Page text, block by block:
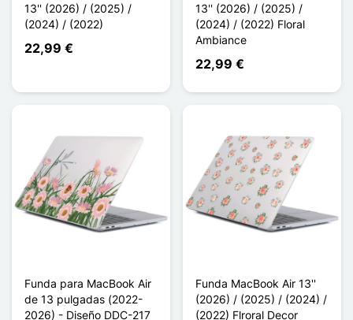
13'' (2026) / (2025) /
(2024) / (2022)
22,99 €
13'' (2026) / (2025) /
(2024) / (2022) Floral
Ambiance
22,99 €
Funda para MacBook Air
de 13 pulgadas (2022-
2026) - Diseño DDC-217
Funda MacBook Air 13''
(2026) / (2025) / (2024) /
(2022) Flroral Decor